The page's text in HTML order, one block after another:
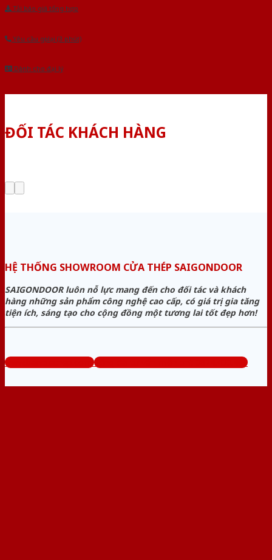
Tải báo giá tổng hợp
Yêu cầu gọi lại (3 phút)
Dành cho đại lý
ĐỐI TÁC KHÁCH HÀNG
HỆ THỐNG SHOWROOM CỬA THÉP SAIGONDOOR
SAIGONDOOR luôn nỗ lực mang đến cho đối tác và khách
hàng những sản phẩm công nghệ cao cấp, có giá trị gia tăng
tiện ích, sáng tạo cho cộng đồng một tương lai tốt đẹp hơn!
www.bancuathep.com Tổng đài tư vấn miễn phí: 0824.400.400